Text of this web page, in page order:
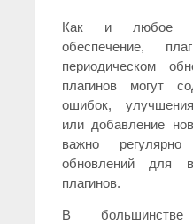
Как и любое
обеспечение,
периодическом
плагинов могут
ошибок,
или добавление
важно
обновлений для
плагинов.
В